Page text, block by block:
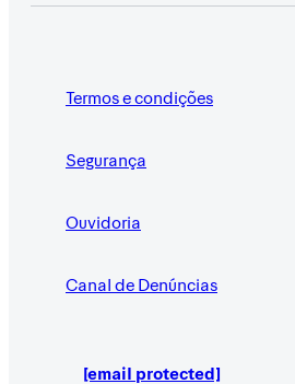
Termos e condições
Segurança
Ouvidoria
Canal de Denúncias
[email protected]